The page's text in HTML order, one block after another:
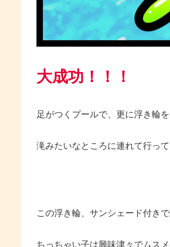
大成功！！！
足がつくプールで、更に浮き輪
滝みたいなところに連れて行っ
この浮き輪、サンシェード付き
ちっちゃい子は興味津々でムス